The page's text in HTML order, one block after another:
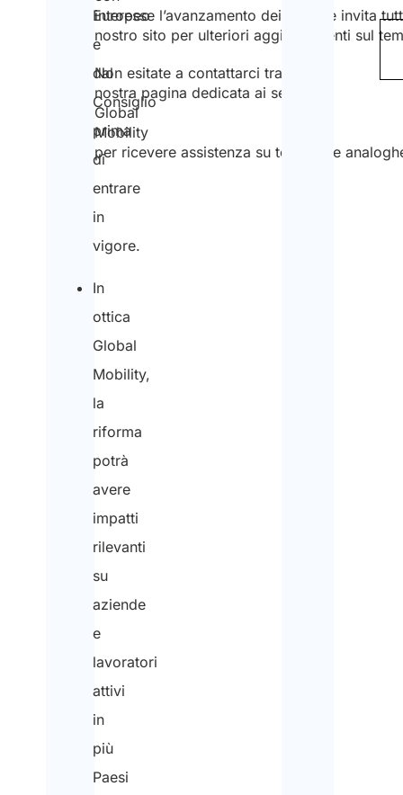
Europeo
e
dal
Consiglio
prima
di
entrare
in
vigore.
In
ottica
Global
Mobility,
la
riforma
potrà
avere
impatti
rilevanti
su
aziende
e
lavoratori
attivi
in
più
Paesi
interesse l’avanzamento dei lavori e invita
nostro sito per ulteriori aggiornamenti sul
Non esitate a contattarci tramite la
nostra pagina dedicata ai servizi di
Global
Mobility
per ricevere assistenza su tematiche